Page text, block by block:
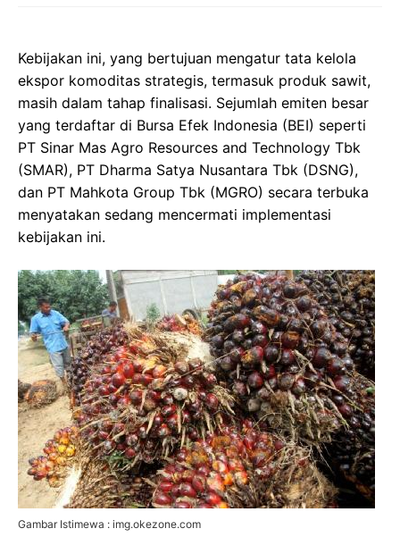
Kebijakan ini, yang bertujuan mengatur tata kelola
ekspor komoditas strategis, termasuk produk sawit,
masih dalam tahap finalisasi. Sejumlah emiten besar
yang terdaftar di Bursa Efek Indonesia (BEI) seperti
PT Sinar Mas Agro Resources and Technology Tbk
(SMAR), PT Dharma Satya Nusantara Tbk (DSNG),
dan PT Mahkota Group Tbk (MGRO) secara terbuka
menyatakan sedang mencermati implementasi
kebijakan ini.
Gambar Istimewa : img.okezone.com